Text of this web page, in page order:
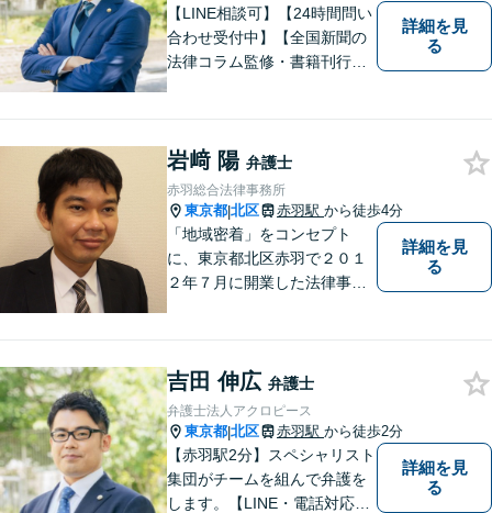
【LINE相談可】【24時間問い
合わせ受付中】【全国新聞の
法律コラム監修・書籍刊行・
を伺い、相談予約をご案内。
「有利な条件で解決したい」
と強い要望がある方はご相談
ください。
詳細を見
る
岩﨑 陽 弁護士
赤羽総合法律事務所
東京都|北区 赤羽駅 から徒歩4分
「地域密着」をコンセプト
に、東京都北区赤羽で２０１
２年７月に開業した法律事務
詳細を見
る
吉田 伸広 弁護士
弁護士法人アクロピース
東京都|北区 赤羽駅 から徒歩2分
【赤羽駅2分】スペシャリスト
集団がチームを組んで弁護を
します。【LINE・電話対応
詳細を見
る